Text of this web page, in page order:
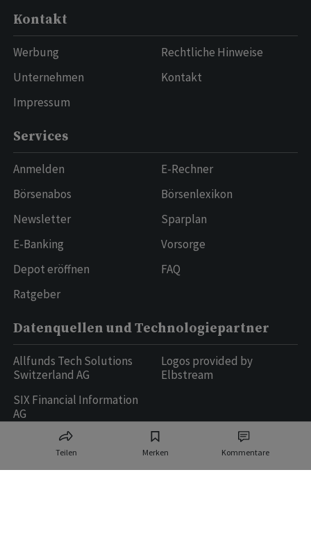
Teilen Merken Kommentare
Kontakt
Werbung
Unternehmen
Impressum
Rechtliche Hinweise
Kontakt
Services
Anmelden
Börsenabos
Newsletter
E-Banking
Depot eröffnen
Ratgeber
E-Rechner
Börsenlexikon
Sparplan
Vorsorge
FAQ
Datenquellen und Technologiepartner
Allfunds Tech Solutions
Switzerland AG
SIX Financial Information
AG
Logos provided by
Elbstream